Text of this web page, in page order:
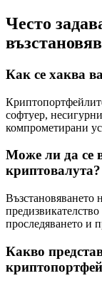
Често
Как се хаква
софтуер,
компрометирани
Може ли да се
криптовалута?
Възстановяването
проследяването и
Какво